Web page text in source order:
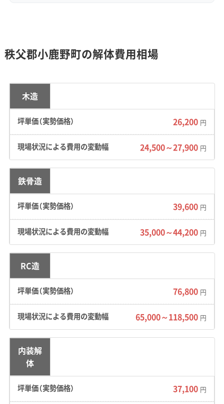
道路事情： 中心市街地である小鹿野地区や三田
ま残っています。そのため、4トントラックが入
れないような狭い道が密集しています。
費用への影響：狭い道が多いエリアでは、2トン
車で何度も往復して廃材を運び出す必要があり
ます。運搬回数が通常の約3倍に増えるため、そ
の分人件費や燃料費がかさんでしまいます。加
えて、冬場は厳しい冷え込みで路面が凍結し、粉
塵を抑えるための散水作業が難しくなるため、
工期が延びる可能性も考えておくべきです。
家が残るエリアでは、アスベストの
有無やその処理方法によって、見積
もり金額が大きく変わるというご
相談をよく受けます。だからこそ、
説明してくれる誠実な業者を選ぶ
ことが、失敗しないための重要なポ
秩父郡小鹿野町の解体費用相場
木造
26,200 円
24,500～27,900 円
鉄骨造
39,600 円
35,000～44,200 円
RC造
76,800 円
65,000～118,500 円
内装解
体
37,100 円